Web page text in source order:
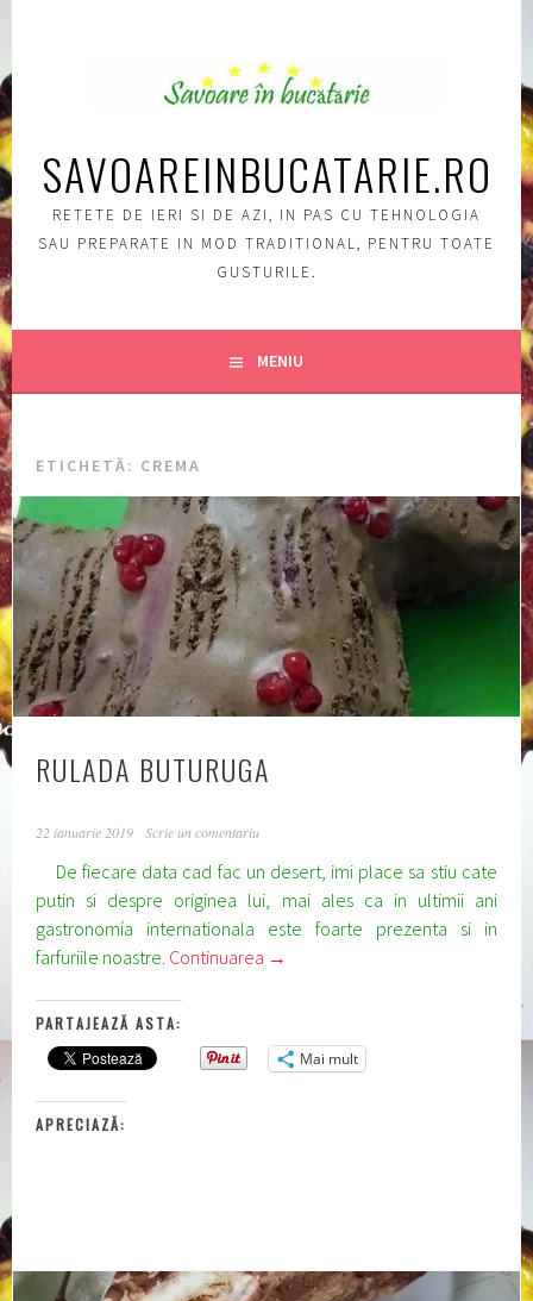
conţinut
SAVOAREINBUCATARIE.RO
RETETE DE IERI SI DE AZI, IN PAS CU TEHNOLOGIA
SAU PREPARATE IN MOD TRADITIONAL, PENTRU TOATE
GUSTURILE.
MENIU
ETICHETĂ: CREMA
RULADA BUTURUGA
22 ianuarie 2019 Scrie un comentariu
De fiecare data cad fac un desert, imi place sa stiu cate
putin si despre originea lui, mai ales ca in ultimii ani
gastronomía internationala este foarte prezenta si in
farfuriile noastre. Continuarea →
PARTAJEAZĂ ASTA:
Mai mult
APRECIAZĂ: